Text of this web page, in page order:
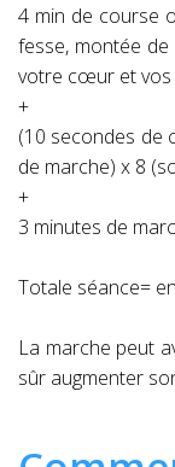
4 min de course
fesse, montée
votre cœur et vos
+
(10 secondes de
de marche) x 8
+
3 minutes de
Totale séance=
La marche peut
sûr augmenter